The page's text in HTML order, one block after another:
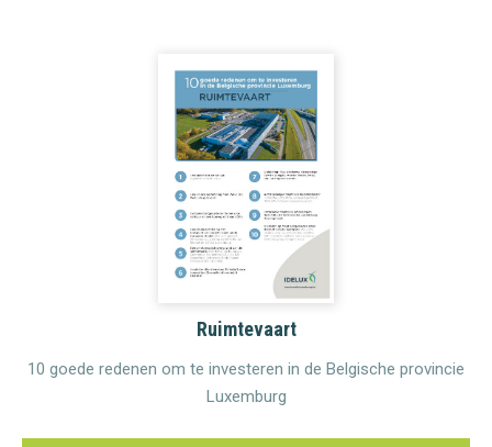
Ruimtevaart
10 goede redenen om te investeren in de Belgische provincie
Luxemburg